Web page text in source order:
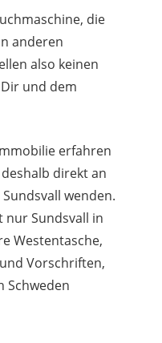
die
anderen
also keinen
und dem
erfahren
direkt an
wenden.
nur Sundsvall in
Westentasche,
Vorschriften,
Schweden